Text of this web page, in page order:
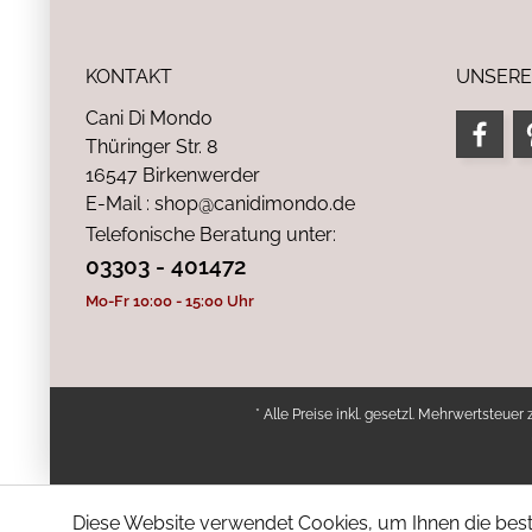
KONTAKT
Cani Di Mondo
Thüringer Str. 8
16547 Birkenwerder
E-Mail : shop@canidimondo.de
Telefonische Beratung unter:
03303 - 401472
Mo-Fr 10:00 - 15:00 Uhr
* Alle Preise inkl. gesetzl. Mehrwertsteuer
Diese Website verwendet Cookies, um Ihnen die